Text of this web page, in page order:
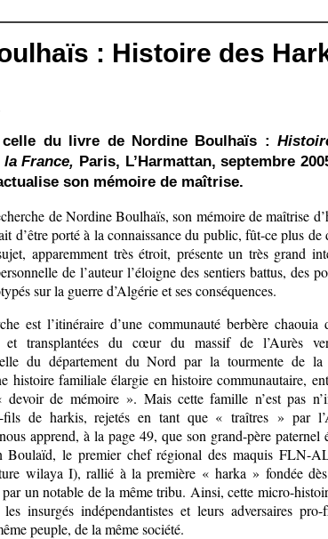
: Histoire des
celle du livre de Nordine Boulhaïs :
France, Paris, L’Harmattan, septembre
son mémoire de maîtrise.
de Nordine Boulhaïs, son mémoire de maîtrise
d’être porté à la connaissance du public, fût-ce plus de
apparemment très étroit, présente un très grand
de l’auteur l’éloigne des sentiers battus, des
sur la guerre d’Algérie et ses conséquences.
est l’itinéraire d’une communauté berbère chaouia
et transplantées du cœur du massif de l’Aurès
du département du Nord par la tourmente de la
histoire familiale élargie en histoire communautaire,
de mémoire ». Mais cette famille n’est pas
de harkis, rejetés en tant que « traîtres » par
apprend, à la page 49, que son grand-père paternel
Boulaïd, le premier chef régional des maquis FLN-
wilaya I), rallié à la première « harka » fondée
un notable de la même tribu. Ainsi, cette micro-
insurgés indépendantistes et leurs adversaires pro-
peuple, de la même société.